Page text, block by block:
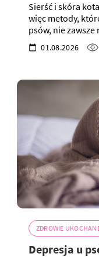
Sierść i skóra
więc metody,
psów, nie zawsze
01.08.2026
ZDROWIE
Depresja u